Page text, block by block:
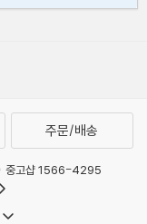
주문/배송
중고샵 1566-4295